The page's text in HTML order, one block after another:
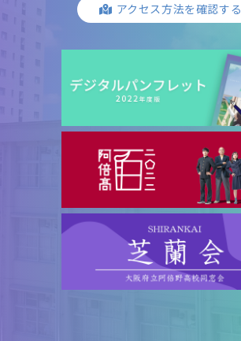
アクセス方法を確認する